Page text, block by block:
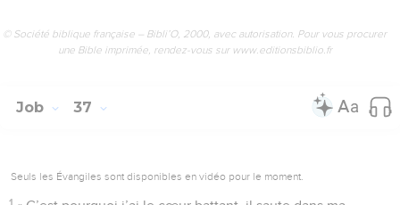
© Société biblique française – Bibli’O, 2000, avec autorisation. Pour vous procurer
une Bible imprimée, rendez-vous sur www.editionsbiblio.fr
Job 37
Seuls les Évangiles sont disponibles en vidéo pour le moment.
1